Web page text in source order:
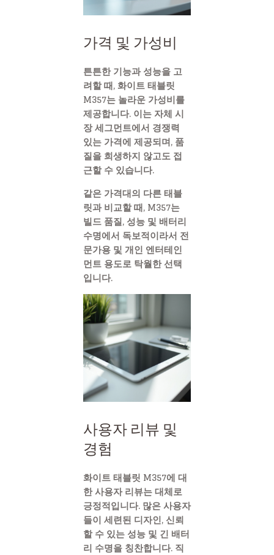
가격 및 가성비
튼튼한 기능과 성능을 고
려할 때, 화이트 태블릿
M357는 놀라운 가성비를
제공합니다. 이는 자체 시
장 세그먼트에서 경쟁력
있는 가격에 제공되며, 품
질을 희생하지 않고도 접
근할 수 있습니다.
같은 가격대의 다른 태블
릿과 비교할 때, M357는
빌드 품질, 성능 및 배터리
수명에서 독보적이라서 전
문가용 및 개인 엔터테인
먼트 용도로 탁월한 선택
입니다.
사용자 리뷰 및
경험
화이트 태블릿 M357에 대
한 사용자 리뷰는 대체로
긍정적입니다. 많은 사용자
들이 세련된 디자인, 신뢰
할 수 있는 성능 및 긴 배터
리 수명을 칭찬합니다. 직